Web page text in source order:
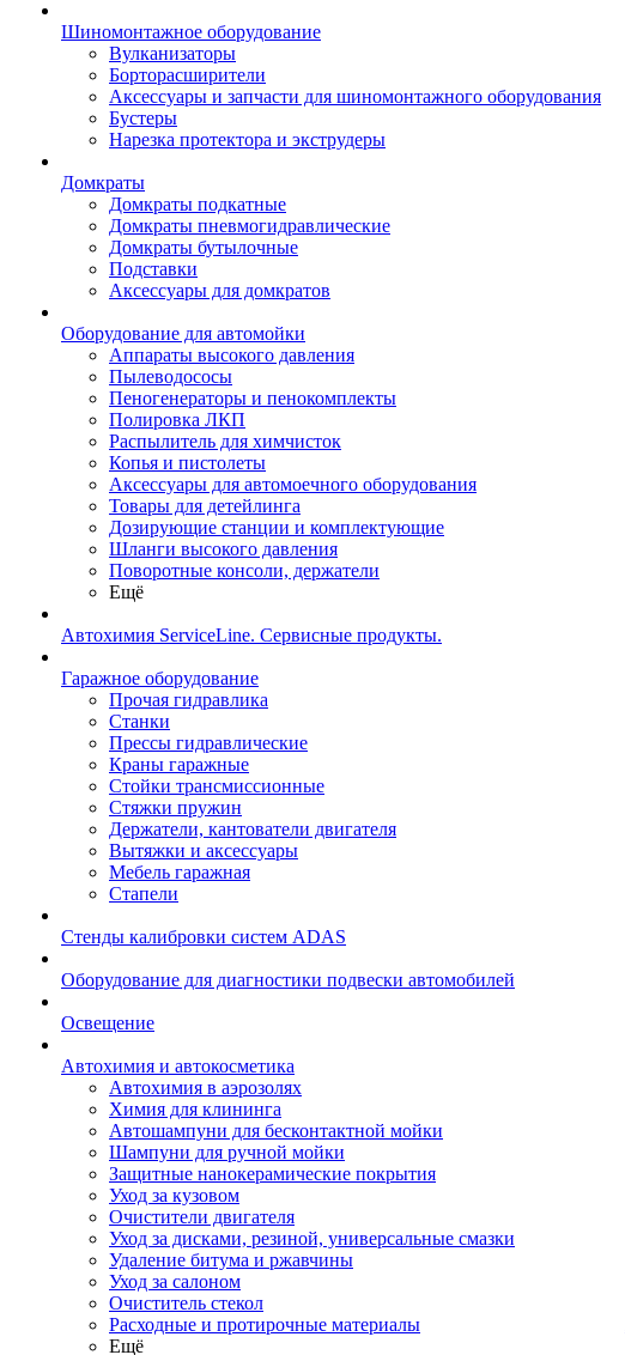
Шиномонтажное оборудование
Вулканизаторы
Борторасширители
Аксессуары и запчасти для шиномонтажного оборудования
Бустеры
Нарезка протектора и экструдеры
Домкраты
Домкраты подкатные
Домкраты пневмогидравлические
Домкраты бутылочные
Подставки
Аксессуары для домкратов
Оборудование для автомойки
Аппараты высокого давления
Пылеводососы
Пеногенераторы и пенокомплекты
Полировка ЛКП
Распылитель для химчисток
Копья и пистолеты
Аксессуары для автомоечного оборудования
Товары для детейлинга
Дозирующие станции и комплектующие
Шланги высокого давления
Поворотные консоли, держатели
Ещё
Автохимия ServiceLine. Сервисные продукты.
Гаражное оборудование
Прочая гидравлика
Станки
Прессы гидравлические
Краны гаражные
Стойки трансмиссионные
Стяжки пружин
Держатели, кантователи двигателя
Вытяжки и аксессуары
Мебель гаражная
Стапели
Стенды калибровки систем ADAS
Оборудование для диагностики подвески автомобилей
Освещение
Автохимия и автокосметика
Автохимия в аэрозолях
Химия для клининга
Автошампуни для бесконтактной мойки
Шампуни для ручной мойки
Защитные нанокерамические покрытия
Уход за кузовом
Очистители двигателя
Уход за дисками, резиной, универсальные смазки
Удаление битума и ржавчины
Уход за салоном
Очиститель стекол
Расходные и протирочные материалы
Ещё